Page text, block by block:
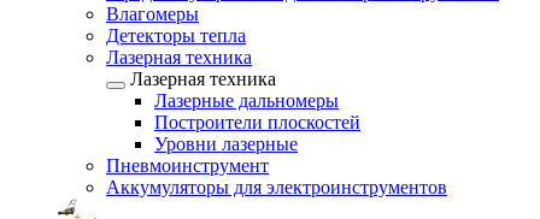
Влагомеры
Детекторы тепла
Лазерная техника
Лазерная техника
Лазерные дальномеры
Построители плоскостей
Уровни лазерные
Пневмоинструмент
Аккумуляторы для электроинструментов